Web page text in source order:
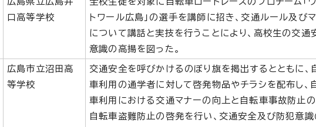
口高等学校
トワール広島」の選手を講師に招き、交通ルール及び
について講話と実技を行うことにより、高校生の交通
意識の高揚を図った。
広島市立沼田高
等学校
交通安全を呼びかけるのぼり旗を掲出するとともに、
車利用の通学者に対して啓発物品やチラシを配布し、
車利用における交通マナーの向上と自転車事故防止
自転車盗難防止の啓発を行い、交通安全及び防犯意識